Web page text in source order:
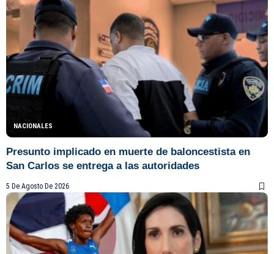
NACIONALES
Presunto implicado en muerte de baloncestista en
San Carlos se entrega a las autoridades
5 De Agosto De 2026